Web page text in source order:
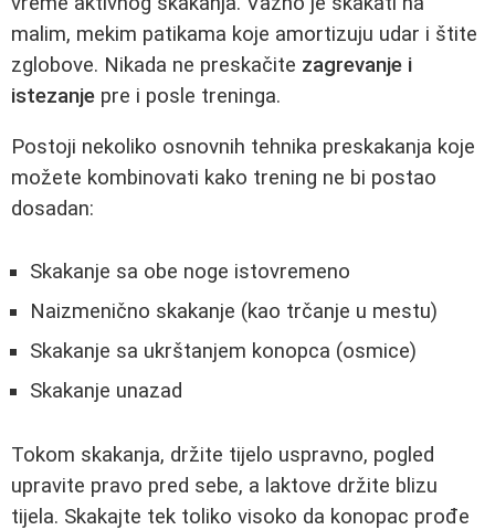
malim, mekim patikama koje amortizuju udar i štite
zglobove. Nikada ne preskačite zagrevanje i
istezanje pre i posle treninga.
Postoji nekoliko osnovnih tehnika preskakanja koje
možete kombinovati kako trening ne bi postao
dosadan:
Skakanje sa obe noge istovremeno
Naizmenično skakanje (kao trčanje u mestu)
Skakanje sa ukrštanjem konopca (osmice)
Skakanje unazad
Tokom skakanja, držite tijelo uspravno, pogled
upravite pravo pred sebe, a laktove držite blizu
tijela. Skakajte tek toliko visoko da konopac prođe